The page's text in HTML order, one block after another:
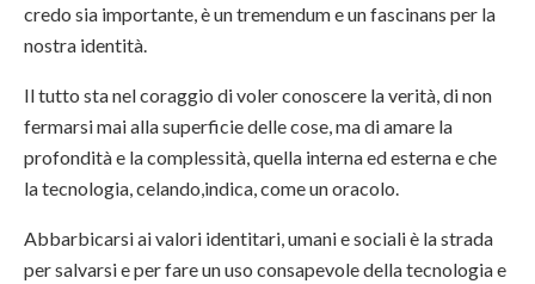
credo sia importante, è un tremendum e un fascinans per la
nostra identità.
Il tutto sta nel coraggio di voler conoscere la verità, di non
fermarsi mai alla superficie delle cose, ma di amare la
profondità e la complessità, quella interna ed esterna e che
la tecnologia, celando,indica, come un oracolo.
Abbarbicarsi ai valori identitari, umani e sociali è la strada
per salvarsi e per fare un uso consapevole della tecnologia e